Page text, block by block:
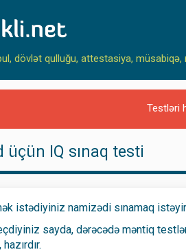
dövlət qulluğu, attestasiya,
Testləri
üçün IQ sınaq testi
istədiyiniz namizədi sınamaq
sayda, dərəcədə məntiq